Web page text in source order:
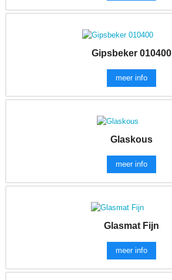
Gipsbeker 010400
meer info
Glaskous
meer info
Glasmat Fijn
meer info